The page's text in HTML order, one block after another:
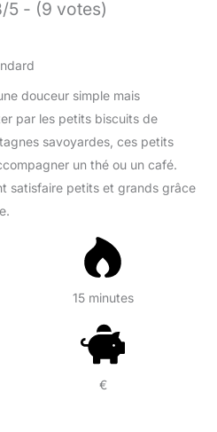
5 - (9 votes)
douceur simple mais
par les petits biscuits de
savoyardes, ces petits
un thé ou un café.
satisfaire petits et grands grâce
15 minutes
€